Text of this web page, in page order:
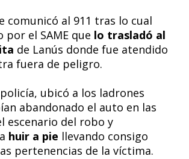
comunicó al 911 tras lo cual
el SAME que lo trasladó al
de Lanús donde fue atendido
fuera de peligro.
ubicó a los ladrones
abandonado el auto en las
escenario del robo y
huir a pie llevando consigo
pertenencias de la víctima.